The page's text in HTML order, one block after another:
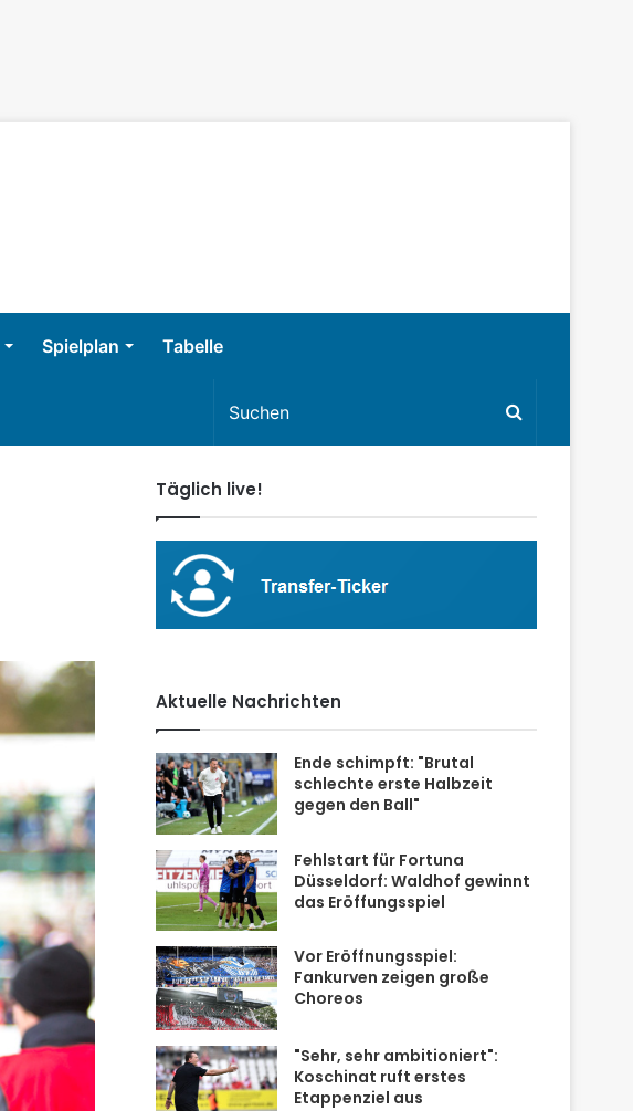
Spielplan Tabelle
Täglich live!
Aktuelle Nachrichten
Ende schimpft: "Brutal
schlechte erste Halbzeit
gegen den Ball"
Fehlstart für Fortuna
Düsseldorf: Waldhof gewinnt
das Eröffungsspiel
Vor Eröffnungsspiel:
Fankurven zeigen große
Choreos
"Sehr, sehr ambitioniert":
Koschinat ruft erstes
Etappenziel aus